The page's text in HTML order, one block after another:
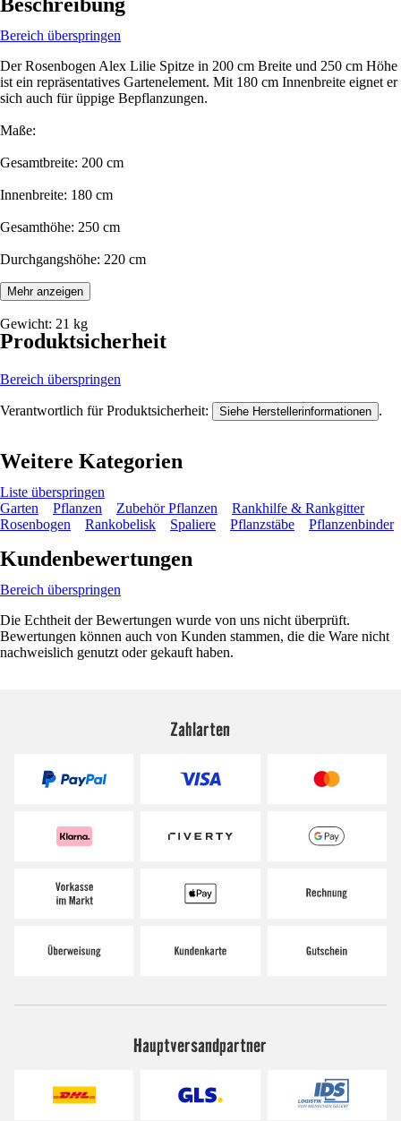
Bereich überspringen
Der Rosenbogen Alex Lilie Spitze in 200 cm Breite und 250 cm Höhe
ist ein repräsentatives Gartenelement. Mit 180 cm Innenbreite eignet er
sich auch für üppige Bepflanzungen.
Maße:
Gesamtbreite: 200 cm
Innenbreite: 180 cm
Gesamthöhe: 250 cm
Durchgangshöhe: 220 cm
Tiefe: 33 cm
Gewicht: 21 kg
Mehr anzeigen
Produktsicherheit
Bereich überspringen
Verantwortlich für Produktsicherheit: Siehe Herstellerinformationen .
Weitere Kategorien
Liste überspringen
Garten
Pflanzen Zubehör Pflanzen
Rankhilfe & Rankgitter
Rosenbogen
Rankobelisk Spaliere Pflanzstäbe Pflanzenbinder
Kundenbewertungen
Bereich überspringen
Die Echtheit der Bewertungen wurde von uns nicht überprüft.
Bewertungen können auch von Kunden stammen, die die Ware nicht
nachweislich genutzt oder gekauft haben.
Zahlarten
Hauptversandpartner